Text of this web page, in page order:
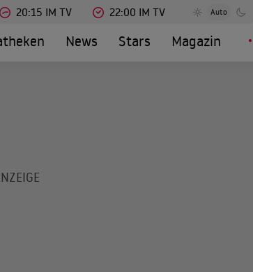
20:15 IM TV 22:00 IM TV Auto
News Stars Magazin